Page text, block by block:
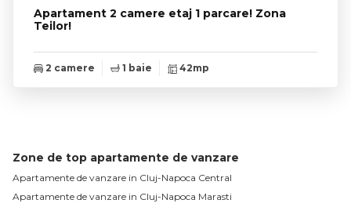
Apartament 2 camere etaj 1 parcare! Zona
Teilor!
2 camere 1 baie 42mp
Zone de top apartamente de vanzare
Apartamente de vanzare in Cluj-Napoca Central
Apartamente de vanzare in Cluj-Napoca Marasti